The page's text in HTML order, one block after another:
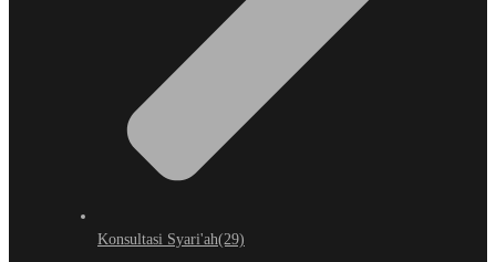
Konsultasi Syari'ah(29)